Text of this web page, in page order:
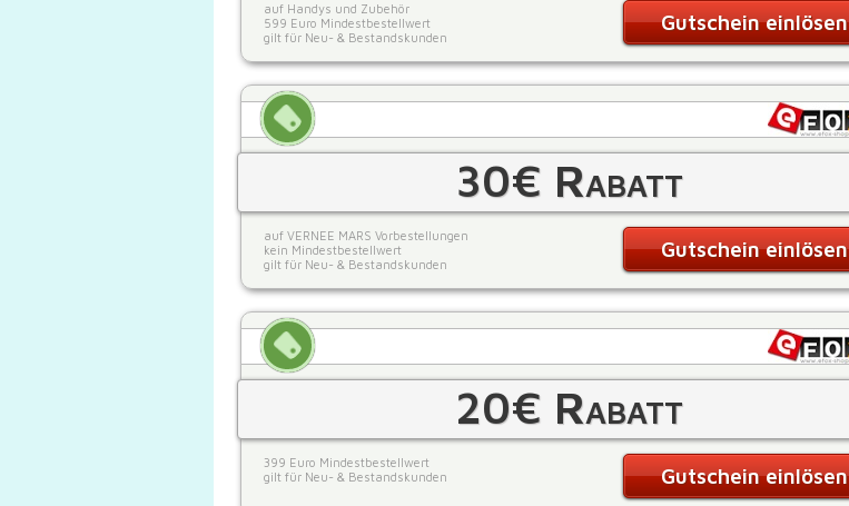
auf Handys und Zubehör
599 Euro Mindestbestellwert
gilt für Neu- & Bestandskunden
Gutschein einlösen
30€ Rabatt
auf VERNEE MARS Vorbestellungen
kein Mindestbestellwert
gilt für Neu- & Bestandskunden
Gutschein einlösen
20€ Rabatt
399 Euro Mindestbestellwert
gilt für Neu- & Bestandskunden
Gutschein einlösen